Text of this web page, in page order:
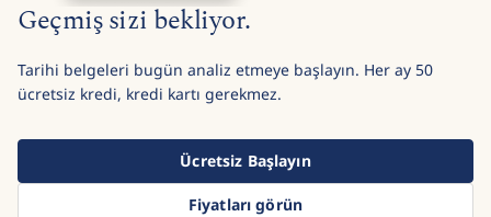
Geçmiş sizi bekliyor.
Tarihi belgeleri bugün analiz etmeye başlayın. Her ay 50
ücretsiz kredi, kredi kartı gerekmez.
Ücretsiz Başlayın
Fiyatları görün